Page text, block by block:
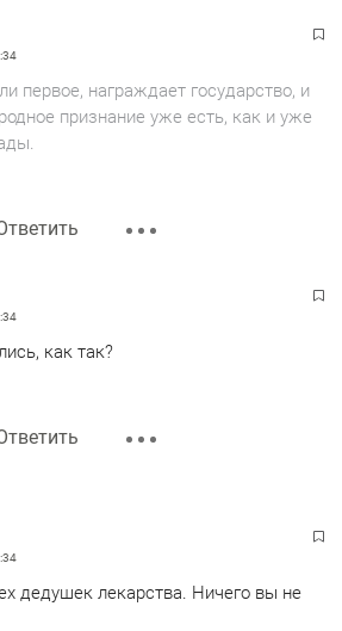
первое, награждает государство, и
признание уже есть, как и уже
как так?
дедушек лекарства. Ничего вы не